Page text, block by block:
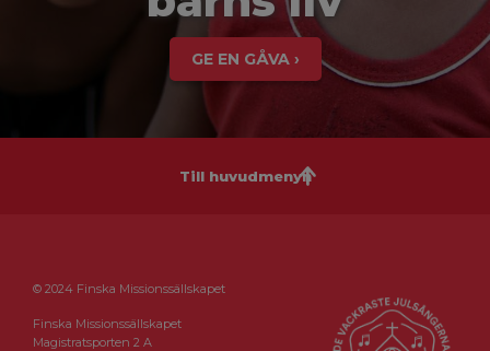
GE EN GÅVA ›
Till huvudmenyn
© 2024 Finska Missionssällskapet
Finska Missionssällskapet
Magistratsporten 2 A